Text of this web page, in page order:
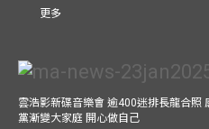
更多
雲浩影新碟音樂會 逾400迷排長龍合照
黨漸變大家庭 開心做自己